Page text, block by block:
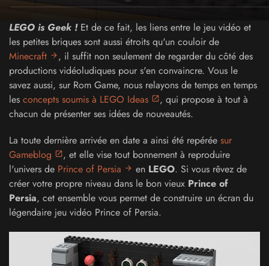
LEGO is Geek ! Et de ce fait, les liens entre le jeu vidéo et
les petites briques sont aussi étroits qu'un couloir de
Minecraft
, il suffit non seulement de regarder du côté des
productions vidéoludiques pour s'en convaincre. Vous le
savez aussi, sur Rom Game, nous relayons de temps en temps
les concepts soumis à LEGO Ideas
, qui propose à tout à
chacun de présenter ses idées de nouveautés.
La toute dernière arrivée en date a ainsi été repérée sur
Gameblog
, et elle vise tout bonnement à reproduire
l'univers de Prince of Persia en LEGO. Si vous rêvez de
créer votre propre niveau dans le bon vieux Prince of
Persia, cet ensemble vous permet de construire un écran du
légendaire jeu vidéo Prince of Persia.